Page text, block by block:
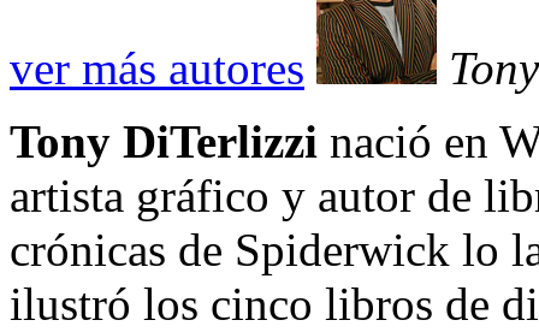
ver más autores
Tony DiTerlizzi nació en
artista gráfico y autor de
crónicas de Spiderwick lo
ilustró los cinco libros de